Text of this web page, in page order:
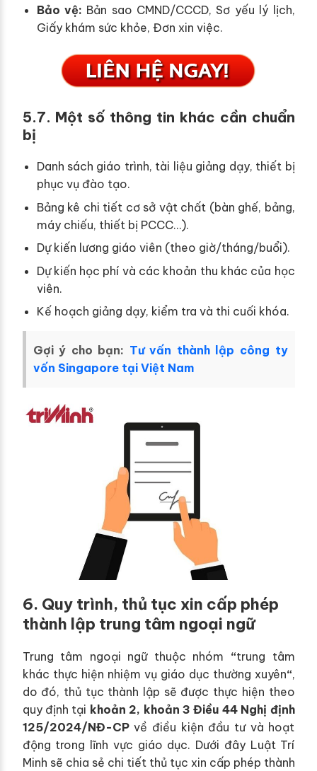
Bảo vệ: Bản sao CMND/CCCD, Sơ yếu lý lịch,
Giấy khám sức khỏe, Đơn xin việc.
5.7. Một số thông tin khác cần chuẩn
bị
Danh sách giáo trình, tài liệu giảng dạy, thiết bị
phục vụ đào tạo.
Bảng kê chi tiết cơ sở vật chất (bàn ghế, bảng,
máy chiếu, thiết bị PCCC…).
Dự kiến lương giáo viên (theo giờ/tháng/buổi).
Dự kiến học phí và các khoản thu khác của học
viên.
Kế hoạch giảng dạy, kiểm tra và thi cuối khóa.
Gợi ý cho bạn: Tư vấn thành lập công ty
vốn Singapore tại Việt Nam
6. Quy trình, thủ tục xin cấp phép
thành lập trung tâm ngoại ngữ
Trung tâm ngoại ngữ thuộc nhóm “trung tâm
khác thực hiện nhiệm vụ giáo dục thường xuyên“,
do đó, thủ tục thành lập sẽ được thực hiện theo
quy định tại khoản 2, khoản 3 Điều 44 Nghị định
125/2024/NĐ-CPvề điều kiện đầu tư và hoạt
động trong lĩnh vực giáo dục. Dưới đây Luật Trí
Minh sẽ chia sẻ chi tiết thủ tục xin cấp phép thành